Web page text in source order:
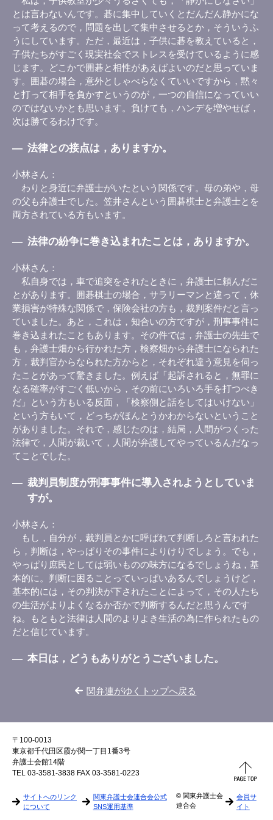
〒100-0013
東京都千代田区霞が関一丁目1番3号
弁護士会館14階
TEL 03-3581-3838 FAX 03-3581-0223
サイトへのリンク
について
関東弁護士会連合会公式
SNS運用基準
© 関東弁護士会
連合会
会員サ
イト
とは言わないんです。碁に集中していくとだんだん静かにな
って考えるので，問題を出して集中させるとか，そういうふ
うにしています。ただ，最近は，子供に碁を教えていると，
子供たちがすごく現実社会でストレスを受けているように感
じます。どこかで囲碁と相性があえばよいのだと思っていま
す。囲碁の場合，意外としゃべらなくていいですから，黙々
と打って相手を負かすというのが，一つの自信になっていい
のではないかとも思います。負けても，ハンデを増やせば，
次は勝てるわけです。
― 法律との接点は，ありますか。
小林さん
わりと身近に弁護士がいたという関係です。母の弟や，母
の父も弁護士でした。笠井さんという囲碁棋士と弁護士とを
両方されている方もいます。
― 法律の紛争に巻き込まれたことは，ありますか。
小林さん
私自身では，車で追突をされたときに，弁護士に頼んだこ
とがあります。囲碁棋士の場合，サラリーマンと違って，休
業損害が特殊な関係で，保険会社の方も，裁判案件だと言っ
ていました。あと，これは，知合いの方ですが，刑事事件に
巻き込まれたこともあります。その件では，弁護士の先生で
も，弁護士畑から行かれた方，検察畑から弁護士になられた
方，裁判官からなられた方からと，それぞれ違う意見を伺っ
たことがあって驚きました。例えば「起訴されると，無罪に
なる確率がすごく低いから，その前にいろいろ手を打つべき
だ」という方もいる反面，「検察側と話をしてはいけない」
という方もいて，どっちがほんとうかわからないということ
がありました。それで，感じたのは，結局，人間がつくった
法律で，人間が裁いて，人間が弁護してやっているんだなっ
てことでした。
― 裁判員制度が刑事事件に導入されようとしていま
すが。
小林さん
もし，自分が，裁判員とかに呼ばれて判断しろと言われた
ら，判断は，やっぱりその事件によりけりでしょう。でも，
やっぱり庶民としては弱いものの味方になるでしょうね，基
本的に。判断に困ることっていっぱいあるんでしょうけど，
基本的には，その判決が下されたことによって，その人たち
の生活がよりよくなるか否かで判断するんだと思うんです
ね。もともと法律は人間のよりよき生活の為に作られたもの
だと信じています。
― 本日は，どうもありがとうございました。
関弁連がゆくトップへ戻る